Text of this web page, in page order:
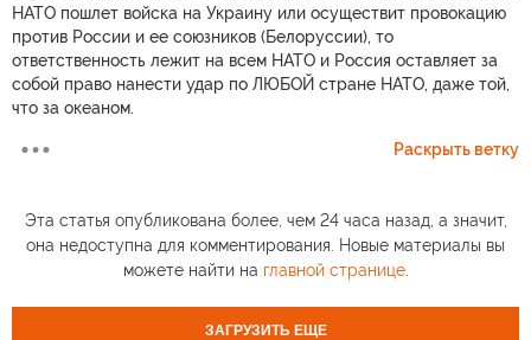
НАТО пошлет войска на Украину или осуществит провокацию
против России и ее союзников (Белоруссии), то
ответственность лежит на всем НАТО и Россия оставляет за
собой право нанести удар по ЛЮБОЙ стране НАТО, даже той,
что за океаном.
Раскрыть ветку
Эта статья опубликована более, чем 24 часа назад, а значит,
она недоступна для комментирования. Новые материалы вы
можете найти на главной странице.
ЗАГРУЗИТЬ ЕЩЕ